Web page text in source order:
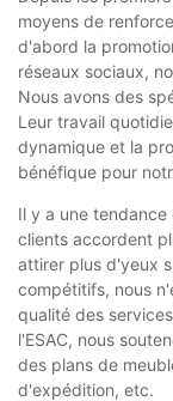
moyens de
d'abord la
réseaux sociaux,
Nous avons des
Leur travail
dynamique et la
bénéfique pour
Il y a une
clients accordent
attirer plus d'yeux
compétitifs, nous
qualité des
l'ESAC, nous
des plans de
d'expédition, etc.